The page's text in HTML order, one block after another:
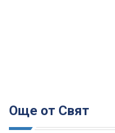
Още от Свят